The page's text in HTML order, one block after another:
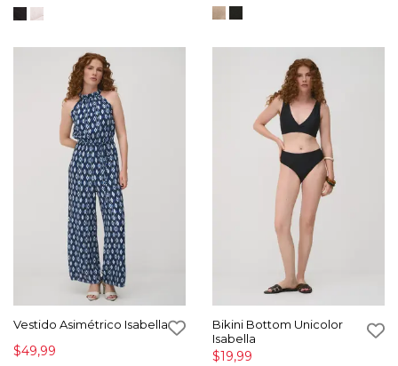
Vestido Asimétrico Isabella
$49,99
Bikini Bottom Unicolor
Isabella
$19,99